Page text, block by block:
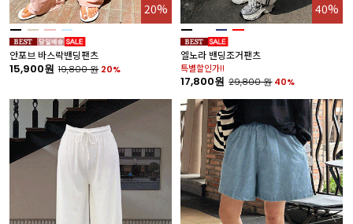
20%
안포브 바스락밴딩팬츠
15,900원 19,800원 20%
40%
엘노라 밴딩조거팬츠
특별할인가!!
17,800원 29,800원 40%